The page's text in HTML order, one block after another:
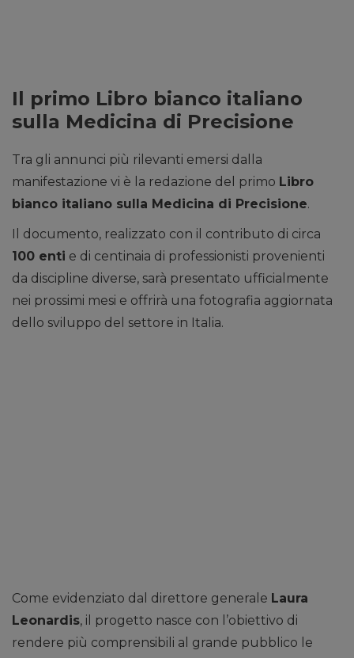
Il primo Libro bianco italiano
sulla Medicina di Precisione
Tra gli annunci più rilevanti emersi dalla
manifestazione vi è la redazione del primo Libro
bianco italiano sulla Medicina di Precisione.
Il documento, realizzato con il contributo di circa
100 enti e di centinaia di professionisti provenienti
da discipline diverse, sarà presentato ufficialmente
nei prossimi mesi e offrirà una fotografia aggiornata
dello sviluppo del settore in Italia.
Come evidenziato dal direttore generale Laura
Leonardis, il progetto nasce con l’obiettivo di
rendere più comprensibili al grande pubblico le